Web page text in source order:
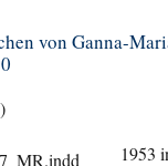
von Ganna-
1953